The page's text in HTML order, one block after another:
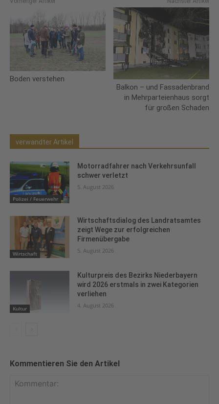
Boden verstehen
Balkon – und Fassadenbrand
in Mehrparteienhaus sorgt
für großen Schaden
verwandter Artikel
Polizei / Feuerwehr
Motorradfahrer nach Verkehrsunfall
schwer verletzt
5. August 2026
Wirtschaft
Wirtschaftsdialog des Landratsamtes
zeigt Wege zur erfolgreichen
Firmenübergabe
5. August 2026
Kultur
Kulturpreis des Bezirks Niederbayern
wird 2026 erstmals in zwei Kategorien
verliehen
4. August 2026
Kommentieren Sie den Artikel